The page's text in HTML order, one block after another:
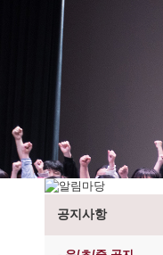
공지사항